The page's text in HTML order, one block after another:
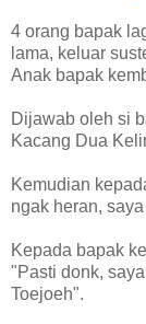
4 orang bapak
lama, keluar
Anak bapak
Dijawab oleh si
Kacang Dua
Kemudian
ngak heran,
Kepada bapak
"Pasti donk,
Toejoeh".